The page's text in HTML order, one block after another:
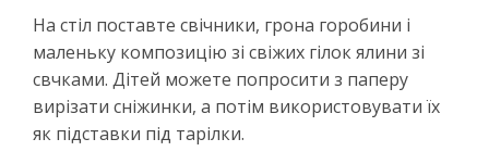
На стіл поставте свічники, грона горобини і
маленьку композицію зі свіжих гілок ялини зі
свчками. Дітей можете попросити з паперу
вирізати сніжинки, а потім використовувати їх
як підставки під тарілки.